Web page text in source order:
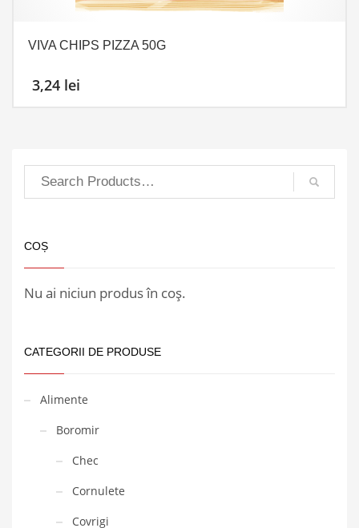
VIVA CHIPS PIZZA 50G
3,24 lei
COȘ
Nu ai niciun produs în coș.
CATEGORII DE PRODUSE
Alimente
Boromir
Chec
Cornulete
Covrigi